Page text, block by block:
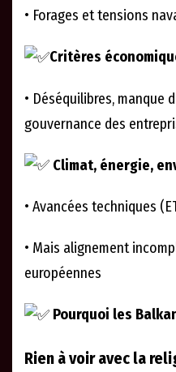
• Forages et tensions
Critères
• Déséquilibres, manque
gouvernance des
Climat, énergie,
• Avancées techniques
• Mais alignement
européennes
Pourquoi les
Rien à voir avec la